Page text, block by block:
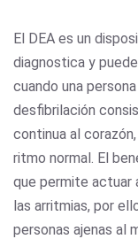
El DEA es un
diagnostica y
cuando una
desfibrilación
continua al
ritmo normal. El
que permite actuar
las arritmias, por
personas ajenas al